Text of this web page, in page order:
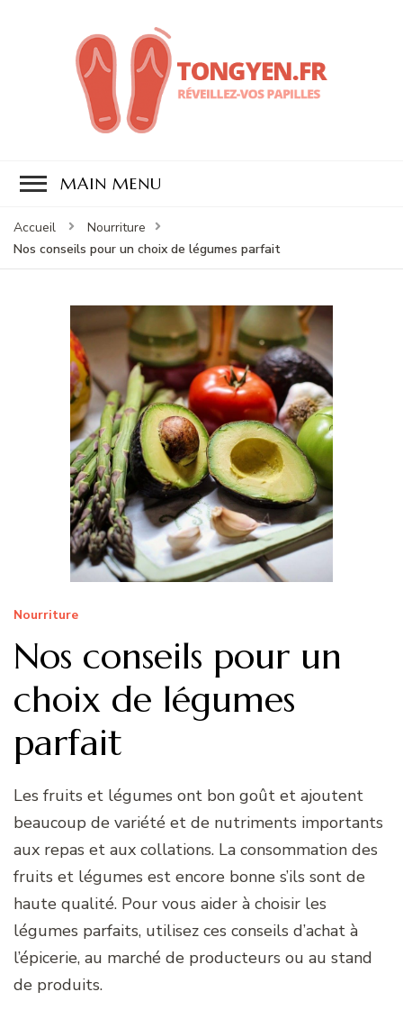
MAIN MENU
Accueil
Nourriture
Nos conseils pour un choix de légumes parfait
Nourriture
Nos conseils pour un
choix de légumes
parfait
Les fruits et légumes ont bon goût et ajoutent
beaucoup de variété et de nutriments importants
aux repas et aux collations. La consommation des
fruits et légumes est encore bonne s’ils sont de
haute qualité. Pour vous aider à choisir les
légumes parfaits, utilisez ces conseils d’achat à
l’épicerie, au marché de producteurs ou au stand
de produits.